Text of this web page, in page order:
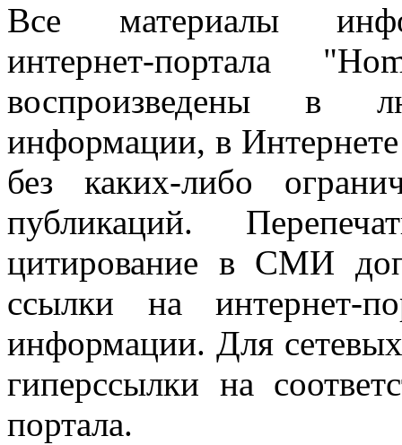
Все материалы
интернет-портала
воспроизведены в
информации, в
без каких-либо
публикаций.
цитирование в СМИ
ссылки на интернет-
информации. Для
гиперссылки на
портала.